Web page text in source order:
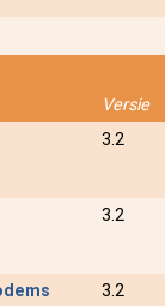
Versie
3.2
3.2
3.2